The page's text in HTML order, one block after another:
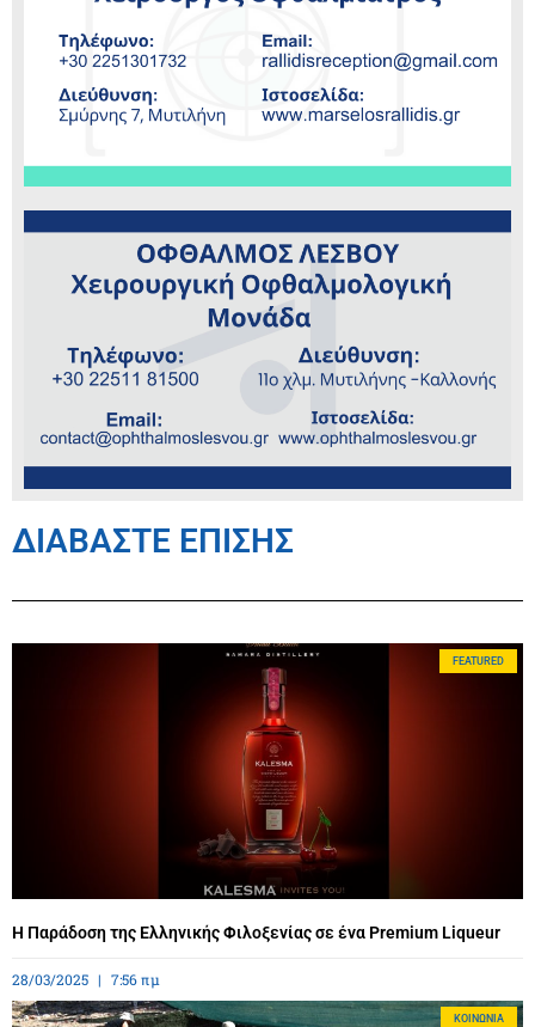
ΔΙΑΒΑΣΤΕ ΕΠΙΣΗΣ
FEATURED
Η Παράδοση της Ελληνικής Φιλοξενίας σε ένα Premium Liqueur
28/03/2025 7:56 πμ
ΚΟΙΝΩΝΊΑ